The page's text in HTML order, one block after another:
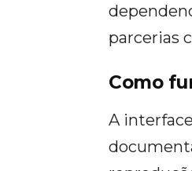
parcerias
Como
A